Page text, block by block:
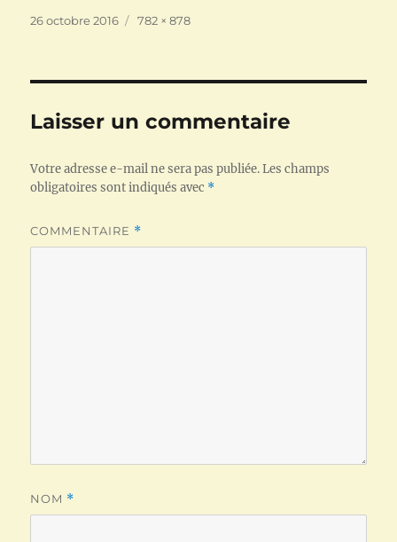
Publié
26 octobre 2016
Taille
782 × 878
Laisser un commentaire
Votre adresse e-mail ne sera pas publiée. Les champs
obligatoires sont indiqués avec *
COMMENTAIRE *
NOM *